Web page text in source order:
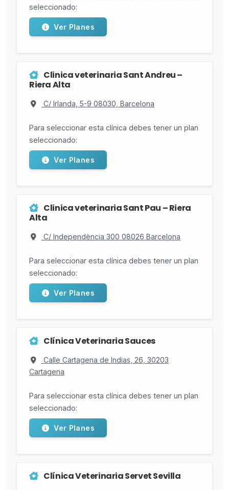
seleccionado:
Ver Planes
Clinica veterinaria Sant Andreu –
Riera Alta
C/ Irlanda, 5-9 08030, Barcelona
Para seleccionar esta clínica debes tener un plan
seleccionado:
Ver Planes
Clinica veterinaria Sant Pau – Riera
Alta
C/ Independència 300 08026 Barcelona
Para seleccionar esta clínica debes tener un plan
seleccionado:
Ver Planes
Clínica Veterinaria Sauces
Calle Cartagena de Indias, 26, 30203
Cartagena
Para seleccionar esta clínica debes tener un plan
seleccionado:
Ver Planes
Clínica Veterinaria Servet Sevilla